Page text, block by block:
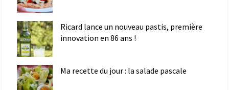
Ricard lance un nouveau pastis, première
innovation en 86 ans !
Ma recette du jour : la salade pascale